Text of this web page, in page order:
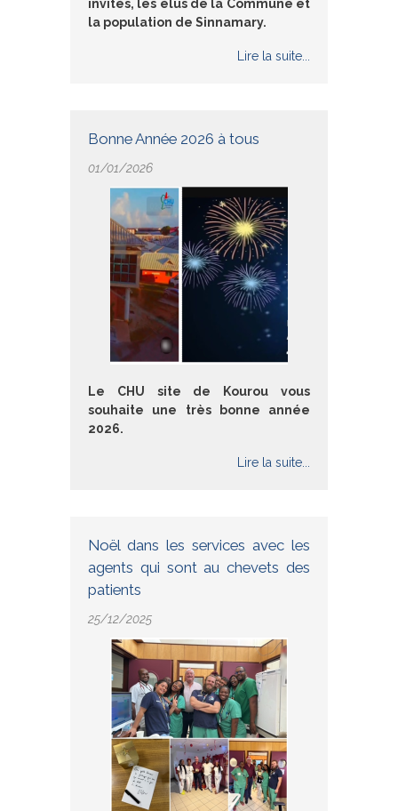
invités, les élus de la Commune et
la population de Sinnamary.
Lire la suite...
Bonne Année 2026 à tous
01/01/2026
Le CHU site de Kourou vous
souhaite une très bonne année
2026.
Lire la suite...
Noël dans les services avec les
agents qui sont au chevets des
patients
25/12/2025